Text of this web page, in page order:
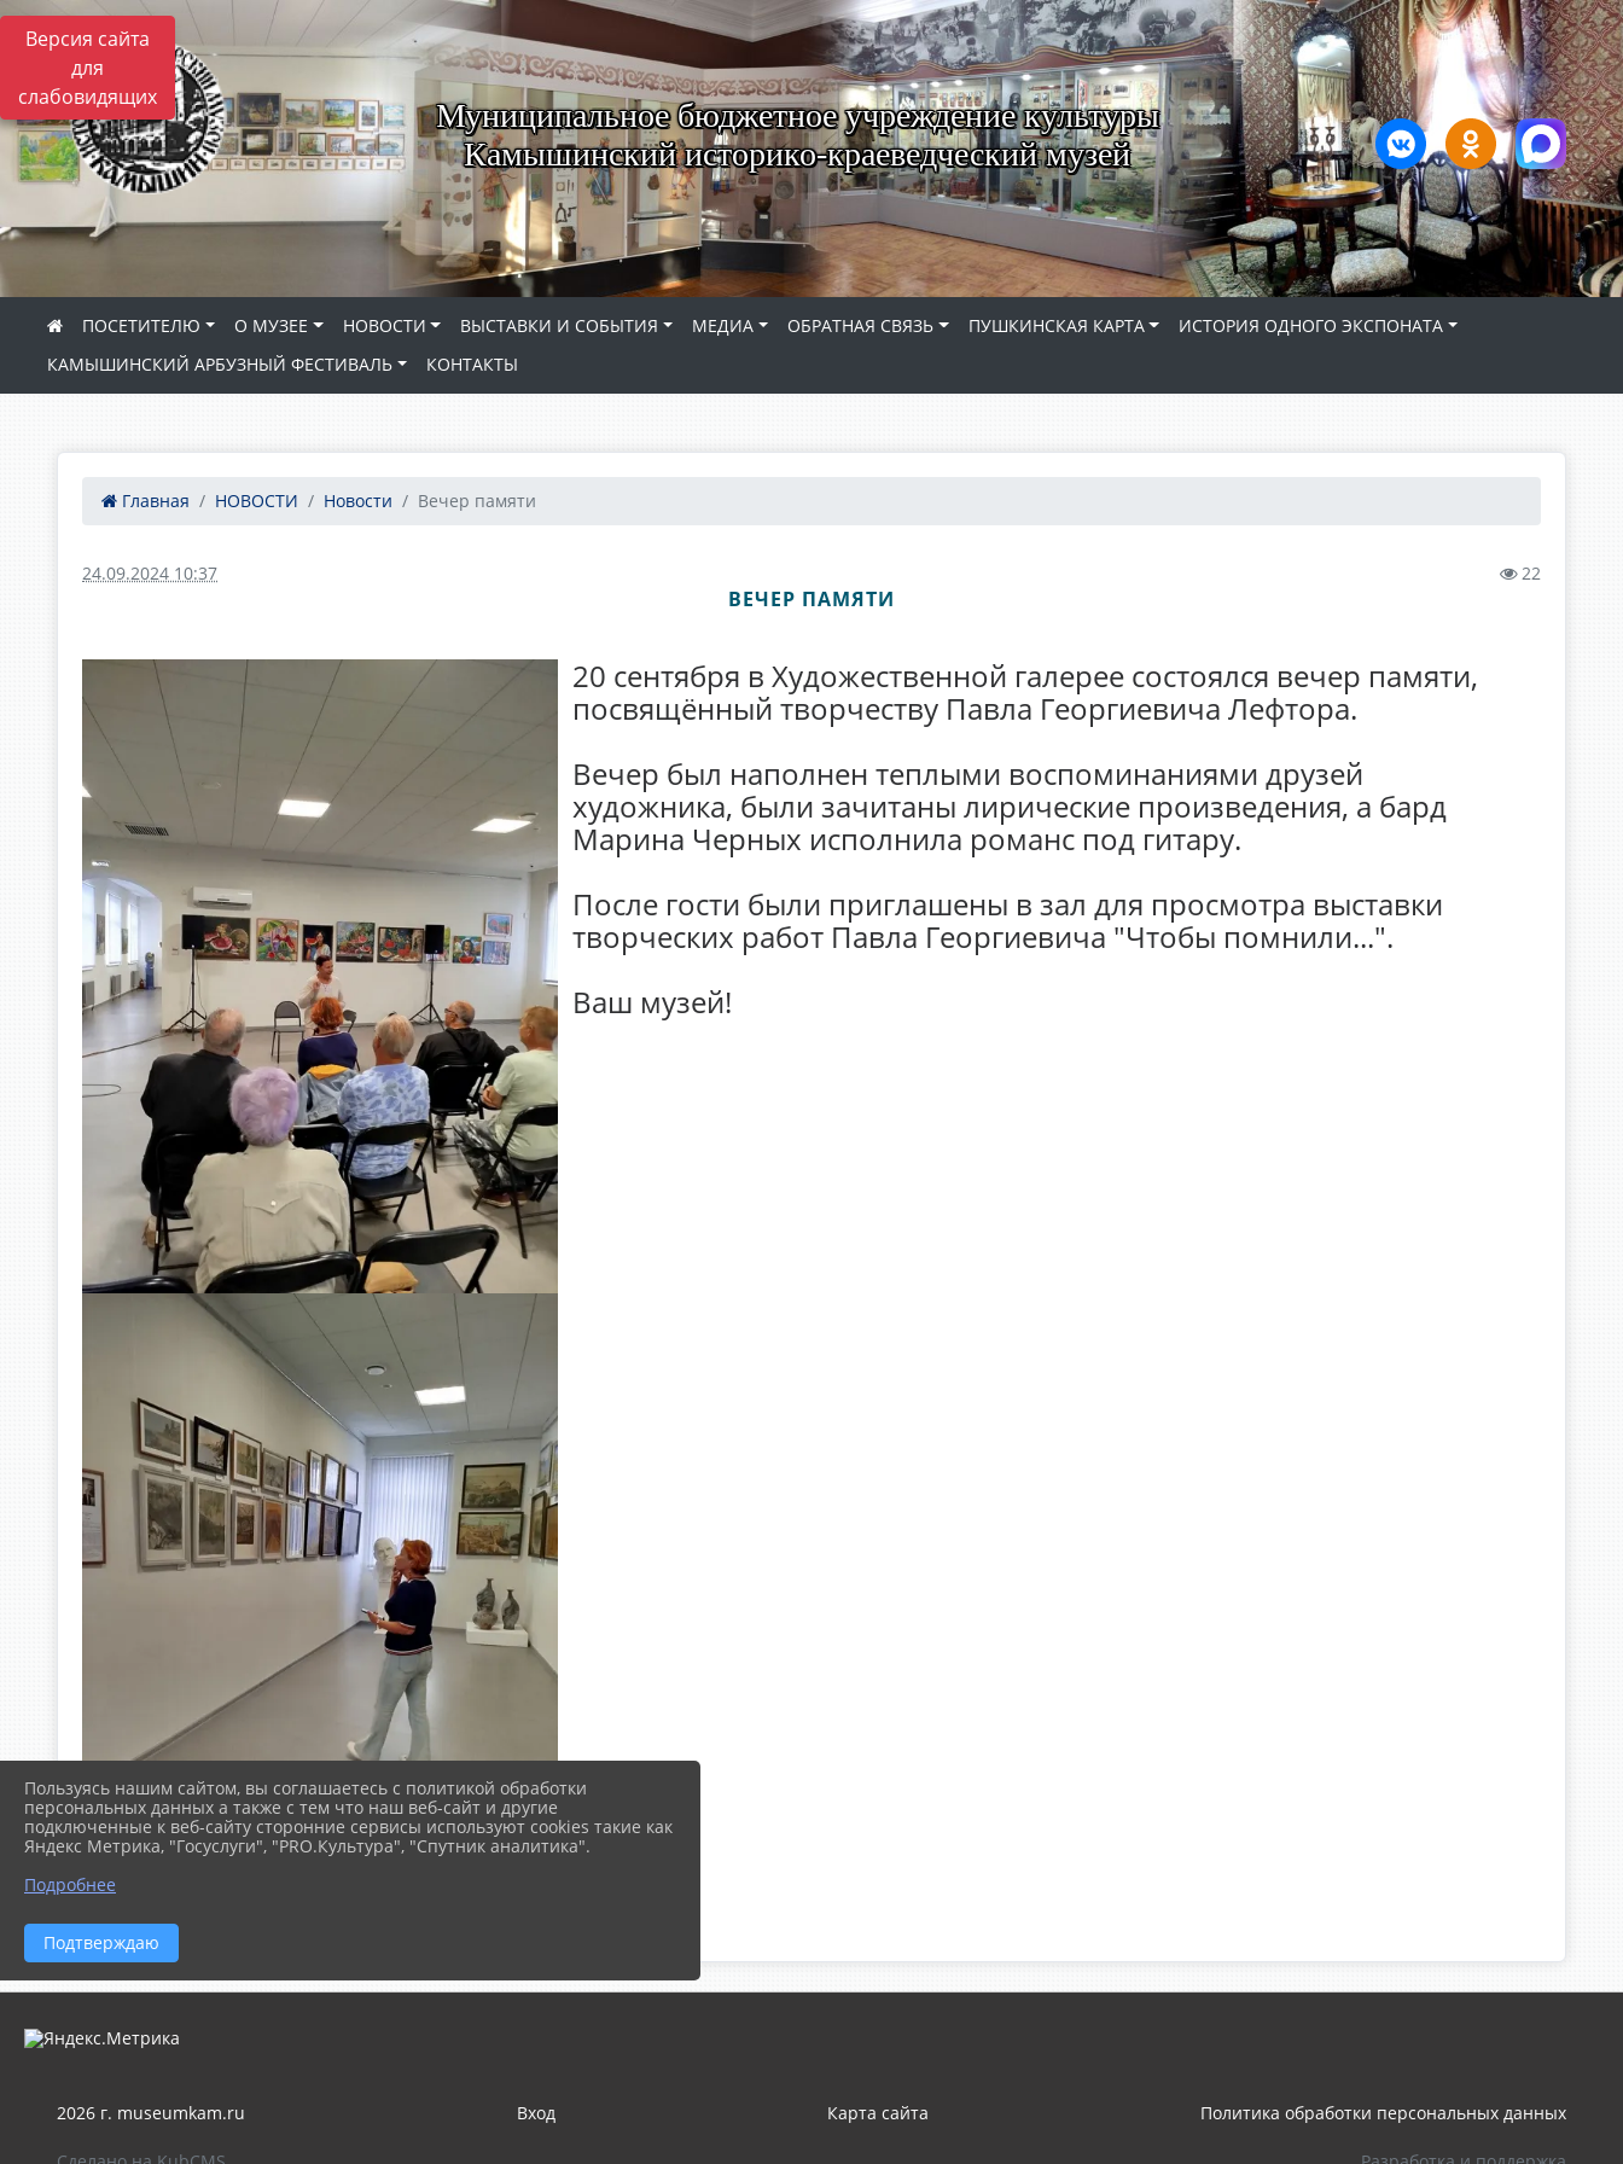
Версия сайта
для
слабовидящих
Муниципальное бюджетное учреждение культуры
Камышинский историко-краеведческий музей
ПОСЕТИТЕЛЮ О МУЗЕЕ НОВОСТИ ВЫСТАВКИ И СОБЫТИЯ МЕДИА ОБРАТНАЯ СВЯЗЬ ПУШКИНСКАЯ КАРТА
ИСТОРИЯ ОДНОГО ЭКСПОНАТА
КАМЫШИНСКИЙ АРБУЗНЫЙ ФЕСТИВАЛЬ
КОНТАКТЫ
Главная НОВОСТИ Новости Вечер памяти
24.09.2024 10:37 22
ВЕЧЕР ПАМЯТИ
20 сентября в Художественной галерее состоялся вечер памяти,
посвящённый творчеству Павла Георгиевича Лефтора.
Вечер был наполнен теплыми воспоминаниями друзей
художника, были зачитаны лирические произведения, а бард
Марина Черных исполнила романс под гитару.
После гости были приглашены в зал для просмотра выставки
творческих работ Павла Георгиевича "Чтобы помнили...".
Ваш музей!
2026 г. museumkam.ru Вход Карта сайта Политика обработки персональных данных
Пользуясь нашим сайтом, вы соглашаетесь с политикой обработки
персональных данных а также с тем что наш веб-сайт и другие
подключенные к веб-сайту сторонние сервисы используют cookies такие как
Яндекс Метрика, "Госуслуги", "PRO.Культура", "Спутник аналитика".
Подробнее
Подтверждаю